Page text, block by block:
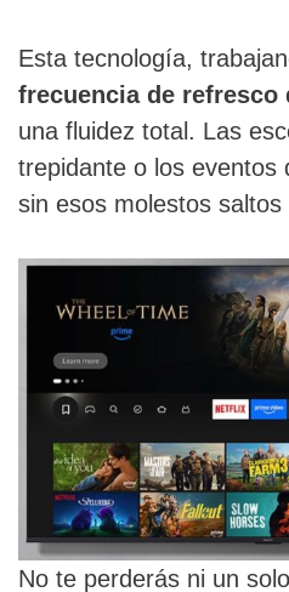
Esta tecnología,
frecuencia de refresco
una fluidez total. Las
trepidante o los eventos
sin esos molestos saltos
No te perderás ni un